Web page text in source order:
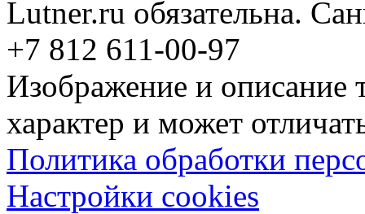
Lutner.ru обязательна.
+7 812 611-00-97
Изображение и описание
характер и может
Политика обработки
Настройки cookies